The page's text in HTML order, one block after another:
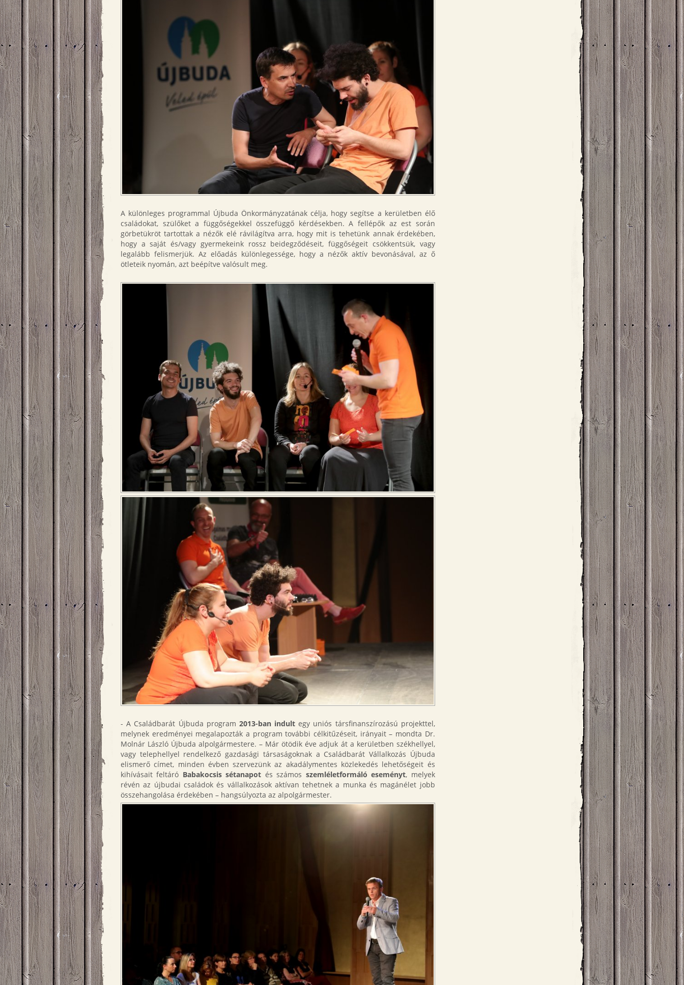
A különleges programmal Újbuda Önkormányzatának célja, hogy segítse a kerületben élő
családokat, szülőket a függőségekkel összefüggő kérdésekben. A fellépők az est során
görbetükröt tartottak a nézők elé rávilágítva arra, hogy mit is tehetünk annak érdekében,
hogy a saját és/vagy gyermekeink rossz beidegződéseit, függőségeit csökkentsük, vagy
legalább felismerjük. Az előadás különlegessége, hogy a nézők aktív bevonásával, az ő
ötleteik nyomán, azt beépítve valósult meg.
- A Családbarát Újbuda program 2013-ban indult egy uniós társfinanszírozású projekttel,
melynek eredményei megalapozták a program további célkitűzéseit, irányait – mondta Dr.
Molnár László Újbuda alpolgármestere. – Már ötödik éve adjuk át a kerületben székhellyel,
vagy telephellyel rendelkező gazdasági társaságoknak a Családbarát Vállalkozás Újbuda
elismerő címet, minden évben szervezünk az akadálymentes közlekedés lehetőségeit és
kihívásait feltáró Babakocsis sétanapot és számos szemléletformáló eseményt, melyek
révén az újbudai családok és vállalkozások aktívan tehetnek a munka és magánélet jobb
összehangolása érdekében – hangsúlyozta az alpolgármester.